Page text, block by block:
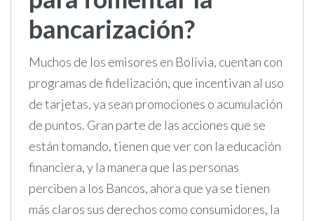
bancarización?
Muchos de los emisores en Bolivia, cuentan con
programas de fidelización, que incentivan al uso
de tarjetas, ya sean promociones o acumulación
de puntos. Gran parte de las acciones que se
están tomando, tienen que ver con la educación
financiera, y la manera que las personas
perciben a los Bancos, ahora que ya se tienen
más claros sus derechos como consumidores, la